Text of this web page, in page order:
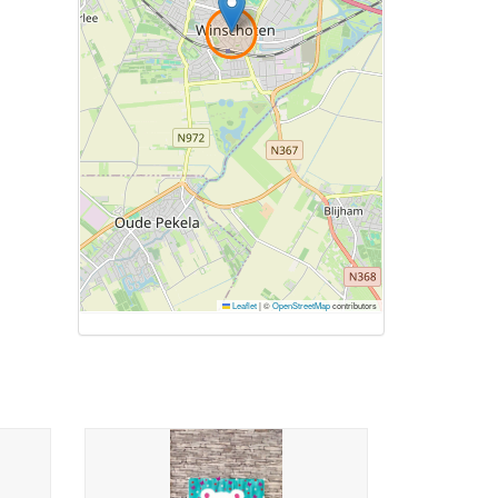
Leaflet|©OpenStreetMapcontributors